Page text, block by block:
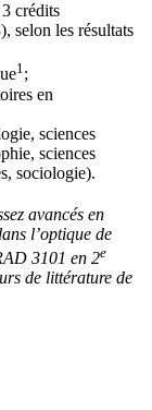
crédits
selon les résultats
1;
en
sciences
sciences
sociologie).
avancés en
l’optique de
3101 en 2e
de littérature de